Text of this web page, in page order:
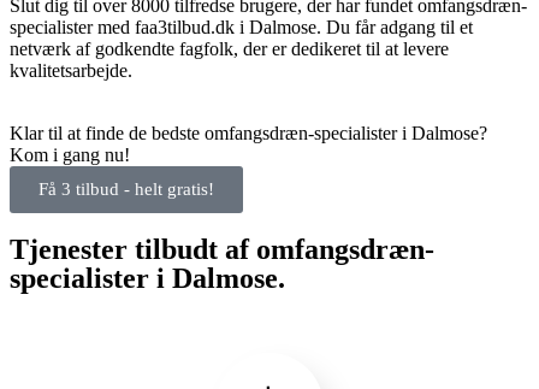
Slut dig til over 8000 tilfredse brugere, der har fundet omfangsdræn-
specialister med faa3tilbud.dk i Dalmose. Du får adgang til et
netværk af godkendte fagfolk, der er dedikeret til at levere
kvalitetsarbejde.
Klar til at finde de bedste omfangsdræn-specialister i Dalmose?
Kom i gang nu!
Få 3 tilbud - helt gratis!
Tjenester tilbudt af omfangsdræn-
specialister i Dalmose.